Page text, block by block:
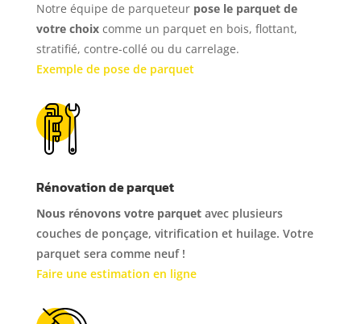
Notre équipe de parqueteurpose le parquet de
votre choix comme un parquet en bois, flottant,
stratifié, contre-collé ou du carrelage.
Exemple de pose de parquet
Rénovation de parquet
Nous rénovons votre parquetavec plusieurs
couches de ponçage, vitrification et huilage. Votre
parquet sera comme neuf !
Faire une estimation en ligne